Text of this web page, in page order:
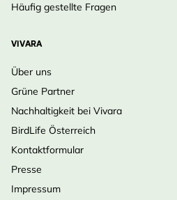
Häufig gestellte Fragen
VIVARA
Über uns
Grüne Partner
Nachhaltigkeit bei Vivara
BirdLife Österreich
Kontaktformular
Presse
Impressum